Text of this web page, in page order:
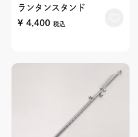
ランタンスタンド
¥ 4,400 税込